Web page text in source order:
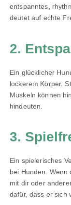
entspanntes,
deutet auf echte
2.
Ein glücklicher
lockerem Körper.
Muskeln können
hindeuten.
3.
Ein spielerisches
bei Hunden. Wenn
mit dir oder
dafür, dass er sich